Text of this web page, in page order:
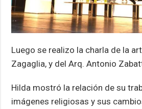
Luego se realizo la charla de la
Zagaglia, y del Arq. Antonio
Hilda mostró la relación de su
imágenes religiosas y sus